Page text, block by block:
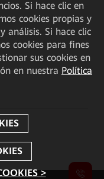
Si hace clic en
cookies propias y
análisis. Si hace clic
cookies para fines
sus cookies en
en nuestra Política
>